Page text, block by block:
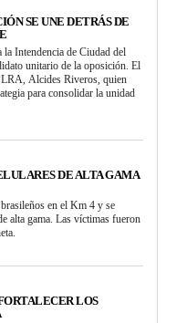
SE UNE DETRÁS DE
Intendencia de Ciudad del
unitario de la oposición. El
Alcides Riveros, quien
para consolidar la unidad
DE ALTA GAMA
en el Km 4 y se
alta gama. Las víctimas fueron
LOS